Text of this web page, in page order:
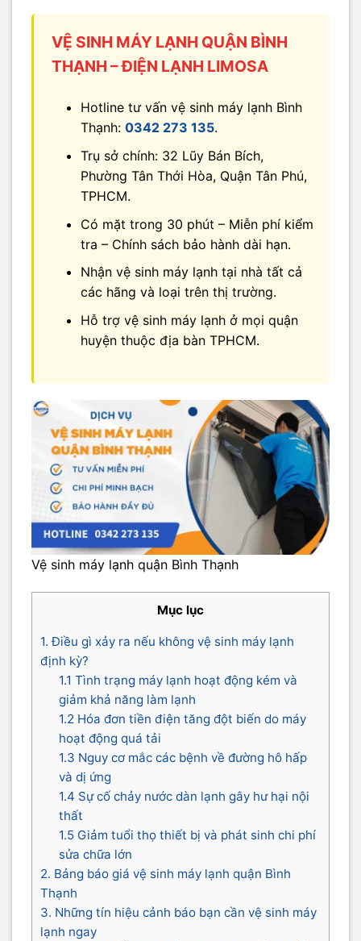
VỆ SINH MÁY LẠNH QUẬN BÌNH
THẠNH – ĐIỆN LẠNH LIMOSA
Hotline tư vấn vệ sinh máy lạnh Bình
Thạnh: 0342 273 135.
Trụ sở chính: 32 Lũy Bán Bích,
Phường Tân Thới Hòa, Quận Tân Phú,
TPHCM.
Có mặt trong 30 phút – Miễn phí kiểm
tra – Chính sách bảo hành dài hạn.
Nhận vệ sinh máy lạnh tại nhà tất cả
các hãng và loại trên thị trường.
Hỗ trợ vệ sinh máy lạnh ở mọi quận
huyện thuộc địa bàn TPHCM.
Vệ sinh máy lạnh quận Bình Thạnh
Mục lục
1. Điều gì xảy ra nếu không vệ sinh máy lạnh
định kỳ?
1.1 Tình trạng máy lạnh hoạt động kém và
giảm khả năng làm lạnh
1.2 Hóa đơn tiền điện tăng đột biến do máy
hoạt động quá tải
1.3 Nguy cơ mắc các bệnh về đường hô hấp
và dị ứng
1.4 Sự cố chảy nước dàn lạnh gây hư hại nội
thất
1.5 Giảm tuổi thọ thiết bị và phát sinh chi phí
sửa chữa lớn
2. Bảng báo giá vệ sinh máy lạnh quận Bình
Thạnh
3. Những tín hiệu cảnh báo bạn cần vệ sinh máy
lạnh ngay